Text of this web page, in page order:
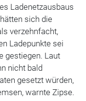
Ladenetzausbaus
sich die
verzehnfacht,
Ladepunkte sei
gestiegen. Laut
nicht bald
gesetzt würden,
warnte Zipse.